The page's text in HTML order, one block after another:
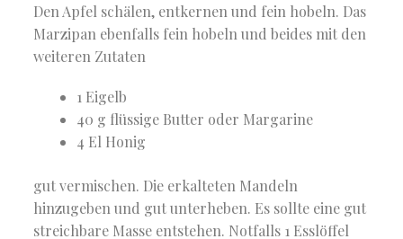
Den Apfel schälen, entkernen und fein hobeln. Das
Marzipan ebenfalls fein hobeln und beides mit den
weiteren Zutaten
1 Eigelb
40 g flüssige Butter oder Margarine
4 El Honig
gut vermischen. Die erkalteten Mandeln
hinzugeben und gut unterheben. Es sollte eine gut
streichbare Masse entstehen. Notfalls 1 Esslöffel